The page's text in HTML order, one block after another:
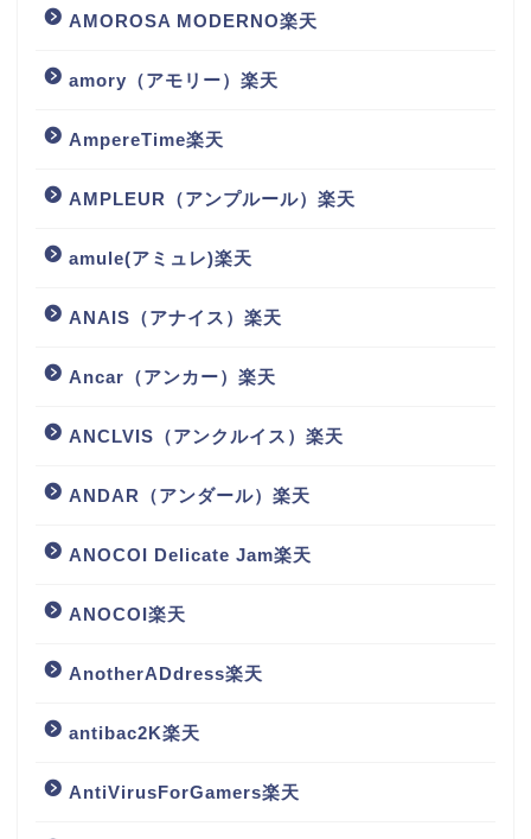
AMOROSA MODERNO楽天
amory（アモリー）楽天
AmpereTime楽天
AMPLEUR（アンプルール）楽天
amule(アミュレ)楽天
ANAIS（アナイス）楽天
Ancar（アンカー）楽天
ANCLVIS（アンクルイス）楽天
ANDAR（アンダール）楽天
ANOCOI Delicate Jam楽天
ANOCOI楽天
AnotherADdress楽天
antibac2K楽天
AntiVirusForGamers楽天